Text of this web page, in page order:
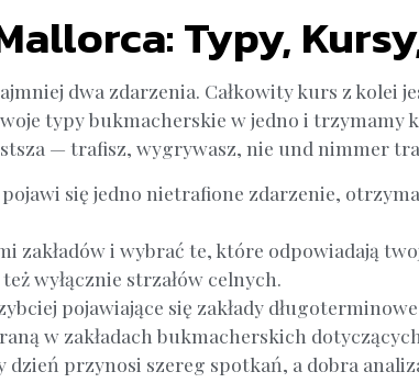
Typy,
dwa zdarzenia. Całkowity kurs z kolei
typy bukmacherskie w jedno i trzymamy
— trafisz, wygrywasz, nie und nimmer
się jedno nietrafione zdarzenie,
zakładów i wybrać te, które odpowiadają
wyłącznie strzałów celnych.
pojawiające się zakłady
w zakładach bukmacherskich
dzień przynosi szereg spotkań, a dobra